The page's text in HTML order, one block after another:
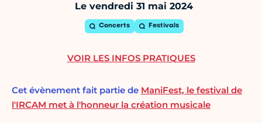
Le vendredi 31 mai 2024
Concerts Festivals
Cet évènement fait partie de ManiFest, le festival de
l'IRCAM met à l'honneur la création musicale
VOIR LES INFOS PRATIQUES